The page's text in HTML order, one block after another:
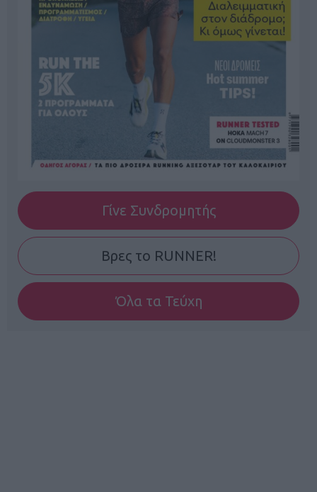
Γίνε Συνδρομητής
Βρες το RUNNER!
Όλα τα Τεύχη